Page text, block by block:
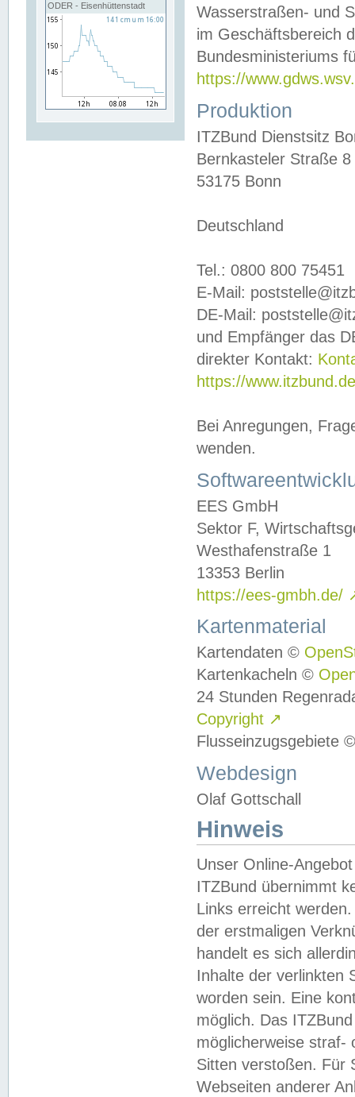
ODER - Eisenhüttenstadt
Wasserstraßen- und
im Geschäftsbereich
Bundesministeriums
https://
Produktion
ITZBund Dienstsitz
Bernkasteler Straße 8
53175 Bonn
Deutschland
Tel.: 0800 800 75451
E-Mail:
DE-Mail:
und Empfänger das
direkter Kontakt:
https://
Bei Anregungen,
wenden.
EES GmbH
Sektor F,
Westhafenstraße 1
13353 Berlin
https://ees-gmbh.de/
Kartenmaterial
Kartendaten ©
Kartenkacheln ©
24 Stunden
Copyright ↗
Flusseinzugsgebiete
Webdesign
Olaf Gottschall
Hinweis
Unser Online-
ITZBund übernimmt
Links erreicht
der erstmaligen
handelt es sich
Inhalte der verlinkten
worden sein. Eine
möglich. Das
möglicherweise straf-
Sitten verstoßen. Für
Webseiten anderer